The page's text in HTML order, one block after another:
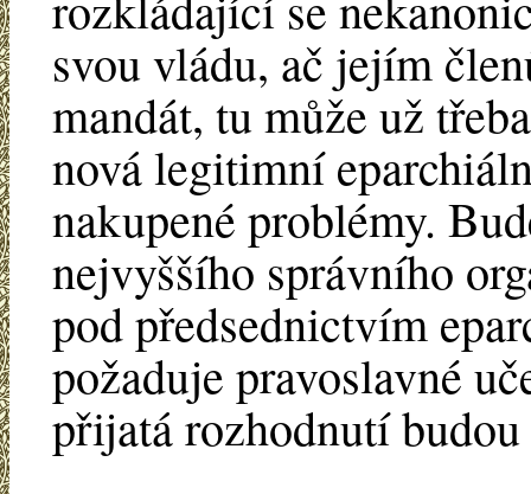
svou vládu, ač jejím
mandát, tu může už
nová legitimní
nakupené problémy.
nejvyššího správního
pod předsednictvím
požaduje pravoslavné
přijatá rozhodnutí